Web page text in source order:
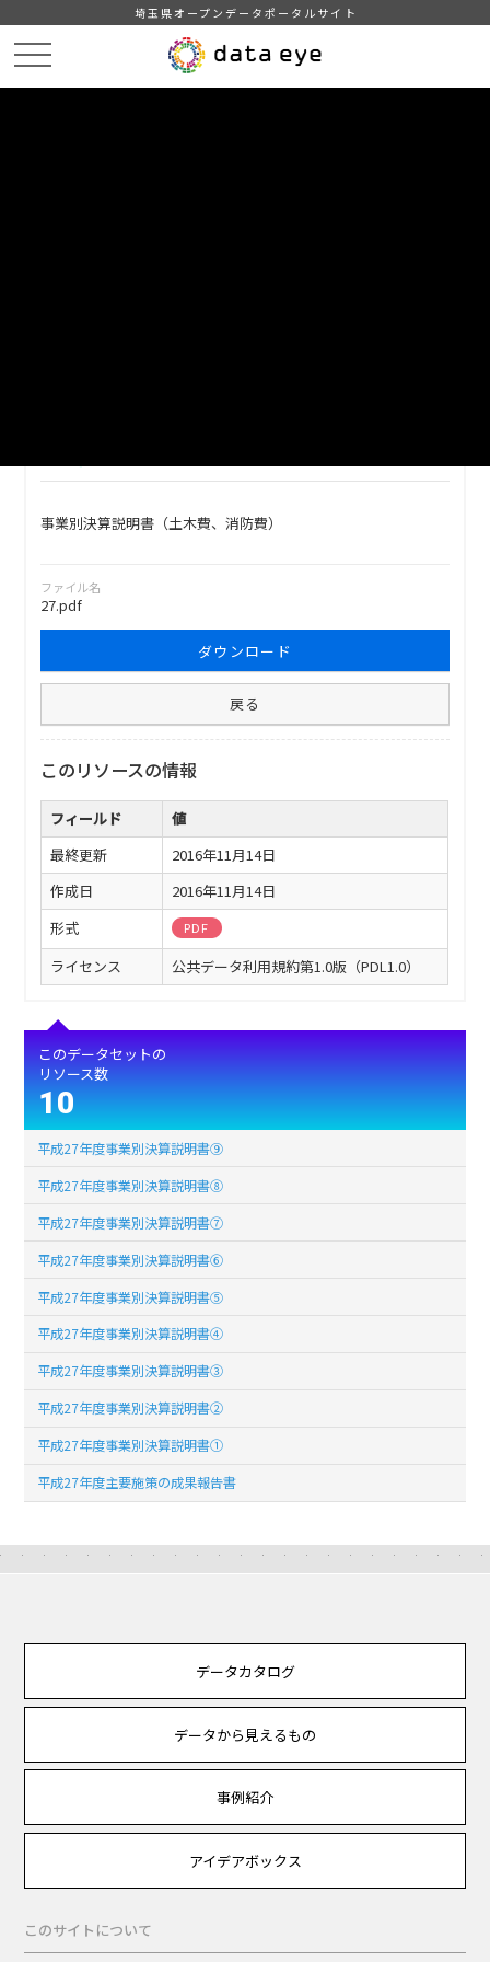
埼玉県オープンデータポータルサイト
事業別決算説明書（土木費、消防費）
ファイル名
27.pdf
ダウンロード
戻る
このリソースの情報
フィールド
値
最終更新
2016年11月14日
作成日
2016年11月14日
形式
PDF
ライセンス 公共データ利用規約第1.0版（PDL1.0）
このデータセットの
リソース数
10
平成27年度事業別決算説明書⑨
平成27年度事業別決算説明書⑧
平成27年度事業別決算説明書⑦
平成27年度事業別決算説明書⑥
平成27年度事業別決算説明書⑤
平成27年度事業別決算説明書④
平成27年度事業別決算説明書③
平成27年度事業別決算説明書②
平成27年度事業別決算説明書①
平成27年度主要施策の成果報告書
データカタログ
データから見えるもの
事例紹介
アイデアボックス
このサイトについて